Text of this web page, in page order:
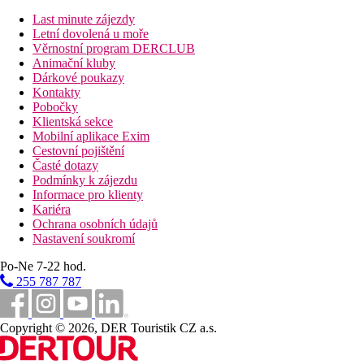
Zdarma:Wi-Fi v lobby a u bazénu.
Web
https://gorgonahotel.com/
Oficiální kategorie
3 hvězdičky
Poznámka
V Řecku je povinnost hradit klimatickou taxu v závislosti na
aktivit může být ovlivněna zavedením případných hygienických
Vzdálenosti
6 km
Centrum města
13 km
Vzdálenost od nejbližšího letiště
150 m
Vzdálenost k pláži
Last minute zájezdy
Letní dovolená u moře
Věrnostní program DERCLUB
Animační kluby
Dárkové poukazy
Kontakty
Pobočky
Klientská sekce
Mobilní aplikace Exim
Cestovní pojištění
Časté dotazy
Podmínky k zájezdu
Informace pro klienty
Kariéra
Ochrana osobních údajů
Nastavení soukromí
Po-Ne 7-22 hod.
255 787 787
Copyright © 2026, DER Touristik CZ a.s.